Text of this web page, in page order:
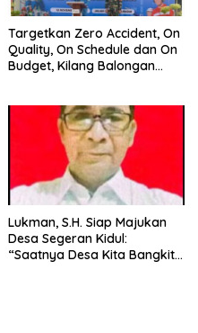
Targetkan Zero Accident, On
Quality, On Schedule dan On
Budget, Kilang Balongan
Lukman, S.H. Siap Majukan
Desa Segeran Kidul:
“Saatnya Desa Kita Bangkit